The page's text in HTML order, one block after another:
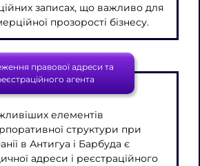
записах, що важливо для
прозорості бізнесу.
правової адреси та
агента
елементів
структури при
в Антигуа і Барбуда є
адреси і реєстраційного